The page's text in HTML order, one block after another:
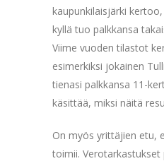
kaupunkilaisjärki
kyllä tuo palkkansa
Viime vuoden tilastot
esimerkiksi jokainen
tienasi palkkansa 11-
käsittää, miksi näitä
On myös yrittäjien etu,
toimii. Verotarkastukset